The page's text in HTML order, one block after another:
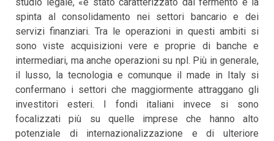
spinta al consolidamento nei settori bancario e dei
servizi finanziari. Tra le operazioni in questi ambiti si
sono viste acquisizioni vere e proprie di banche e
intermediari, ma anche operazioni su npl. Più in generale,
il lusso, la tecnologia e comunque il made in Italy si
confermano i settori che maggiormente attraggano gli
investitori esteri. I fondi italiani invece si sono
focalizzati più su quelle imprese che hanno alto
potenziale di internazionalizzazione e di ulteriore